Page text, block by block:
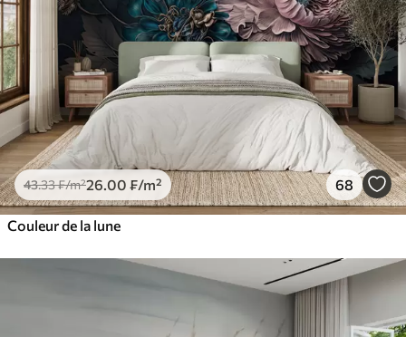
43.33₣/m²26 .00 ₣/m² 68
Couleur de la lune